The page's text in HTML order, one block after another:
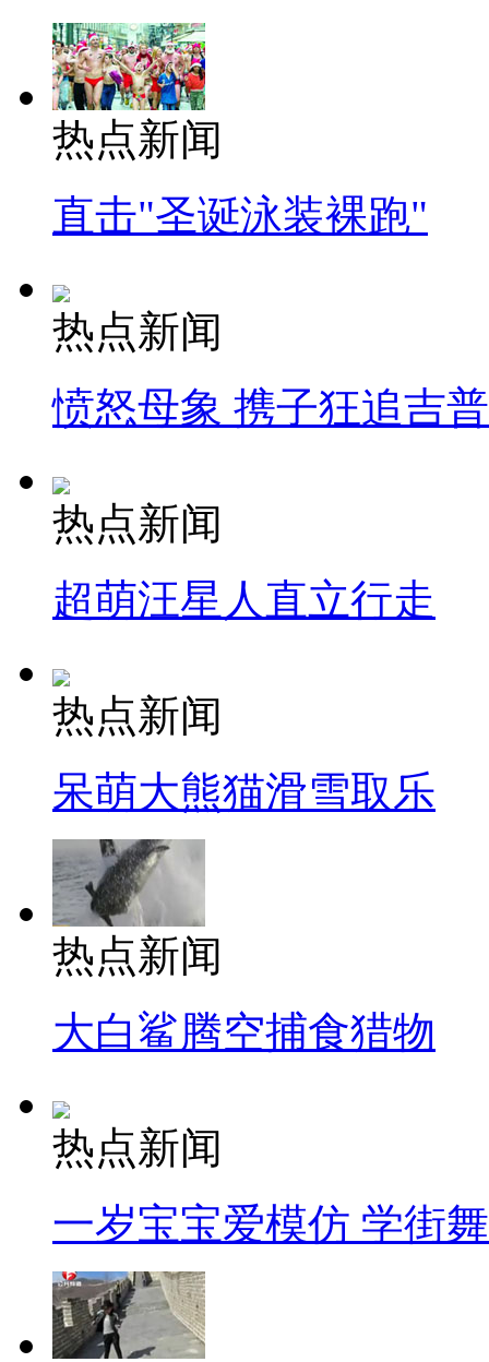
热点新闻
直击"圣诞泳装裸跑"
热点新闻
愤怒母象 携子狂追吉
热点新闻
超萌汪星人直立行走
热点新闻
呆萌大熊猫滑雪取乐
热点新闻
大白鲨腾空捕食猎物
热点新闻
一岁宝宝爱模仿 学街